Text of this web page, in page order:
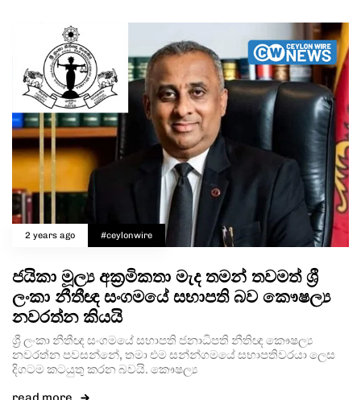
2 years ago #ceylonwire
ජයිකා මූල්‍ය අක්‍රමිකතා මැද තමන් තවමත් ශ්‍රී
ලංකා නීතීඥ සංගමයේ සභාපති බව කෞෂල්‍ය
නවරත්න කියයි
ශ්‍රී ලංකා නීතීඥ සංගමයේ සභාපති ජනාධිපති නීතිඥ කෞෂල්‍ය
නවරත්න පවසන්නේ, තමා එම සන්න්ගමයේ සභාපතිවරයා ලෙස
දිගටම කටයුතු කරන බවයි. කෞෂල්‍ය